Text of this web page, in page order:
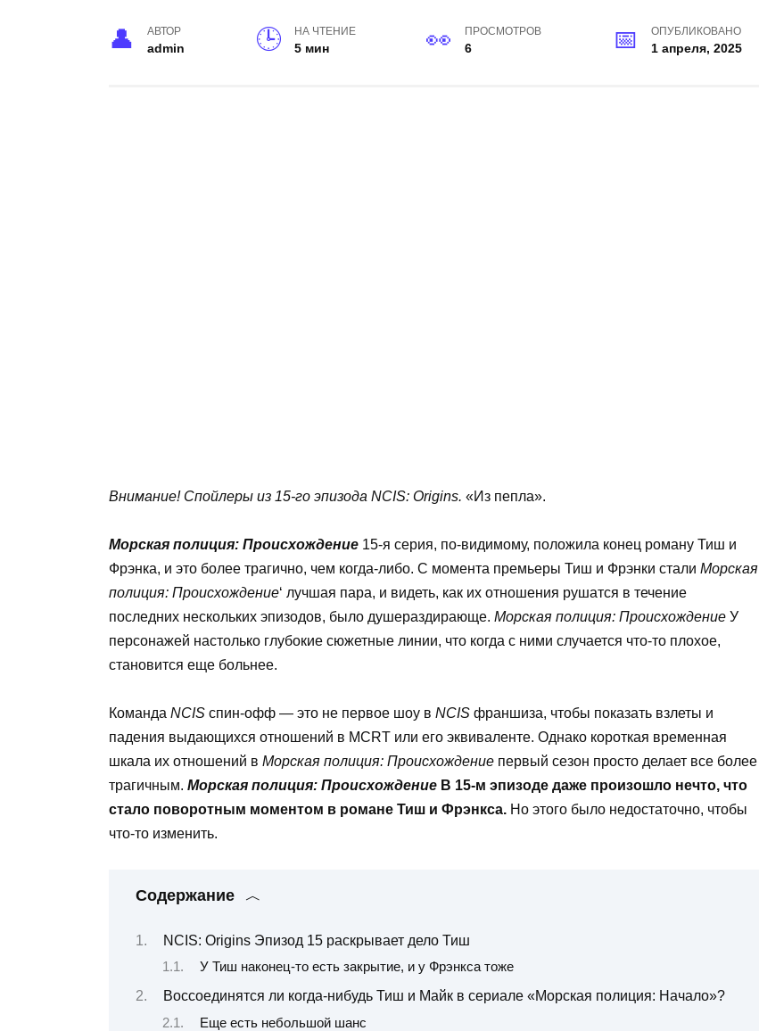
АВТОР
admin
НА ЧТЕНИЕ
5 мин
ПРОСМОТРОВ
6
ОПУБЛИКОВАНО
1 апреля, 2025
Внимание! Спойлеры из 15-го эпизода NCIS: Origins. «Из пепла».
Морская полиция: Происхождение 15-я серия, по-видимому, положила конец роману Тиш и
Фрэнка, и это более трагично, чем когда-либо. С момента премьеры Тиш и Фрэнки стали Морская
полиция: Происхождение‘ лучшая пара, и видеть, как их отношения рушатся в течение
последних нескольких эпизодов, было душераздирающе. Морская полиция: Происхождение У
персонажей настолько глубокие сюжетные линии, что когда с ними случается что-то плохое,
становится еще больнее.
Команда NCIS спин-офф — это не первое шоу в NCIS франшиза, чтобы показать взлеты и
падения выдающихся отношений в MCRT или его эквиваленте. Однако короткая временная
шкала их отношений в Морская полиция: Происхождение первый сезон просто делает все более
трагичным. Морская полиция: Происхождение В 15-м эпизоде ​​даже произошло нечто, что
стало поворотным моментом в романе Тиш и Фрэнкса. Но этого было недостаточно, чтобы
что-то изменить.
Содержание
NCIS: Origins Эпизод 15 раскрывает дело Тиш
У Тиш наконец-то есть закрытие, и у Фрэнкса тоже
Воссоединятся ли когда-нибудь Тиш и Майк в сериале «Морская полиция: Начало»?
Еще есть небольшой шанс